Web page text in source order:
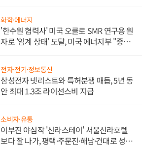
화학·에너지
'한수원 협력사' 미국 오클로 SMR 연구용 원
자로 '임계 상태' 도달, 미국 에너지부 "중요
전자·전기·정보통신
삼성전자 넷리스트와 특허분쟁 매듭, 5년 동
안 최대 1.3조 라이선스비 지급
소비자·유통
이부진 야심작 '신라스테이' 서울신라호텔
보다 잘 나가, 평택·주문진·해남·건대로 성